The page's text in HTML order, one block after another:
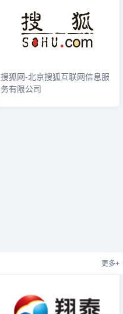
搜狐网-北京搜狐互联网信息服
务有限公司
更多+